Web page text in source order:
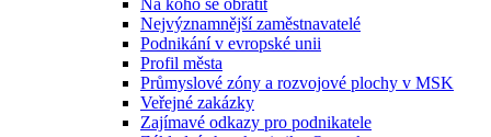
Na koho se obrátit
Nejvýznamnější zaměstnavatelé
Podnikání v evropské unii
Profil města
Průmyslové zóny a rozvojové plochy v MSK
Veřejné zakázky
Zajímavé odkazy pro podnikatele